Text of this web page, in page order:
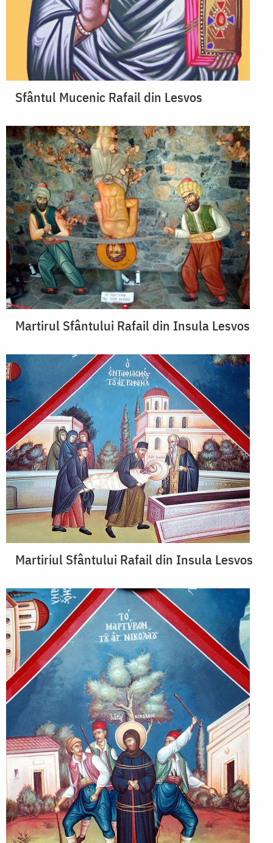
Sfântul Mucenic Rafail din Lesvos
Martirul Sfântului Rafail din Insula Lesvos
Martiriul Sfântului Rafail din Insula Lesvos